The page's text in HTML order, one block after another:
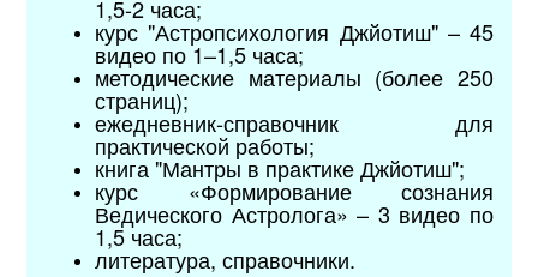
1,5-2 часа;
курс "Астропсихология Джйотиш" – 45
видео по 1–1,5 часа;
методические материалы (более 250
страниц);
ежедневник-справочник для
практической работы;
книга "Мантры в практике Джйотиш";
курс «Формирование сознания
Ведического Астролога» – 3 видео по
1,5 часа;
литература, справочники.